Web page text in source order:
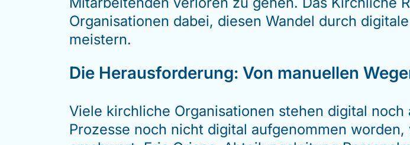
Organisationen dabei, diesen Wandel durch
meistern.
Die Herausforderung: Von manuellen
Viele kirchliche Organisationen stehen digital
Prozesse noch nicht digital aufgenommen